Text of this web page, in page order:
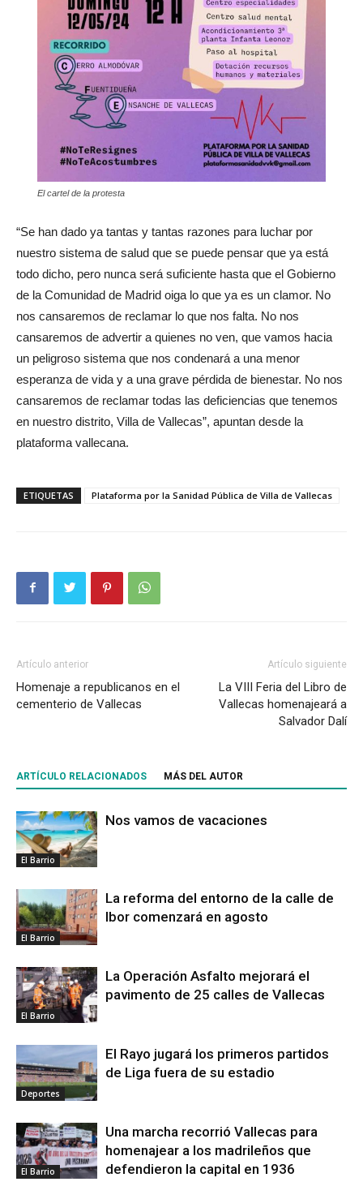
El cartel de la protesta
“Se han dado ya tantas y tantas razones para luchar por
nuestro sistema de salud que se puede pensar que ya está
todo dicho, pero nunca será suficiente hasta que el Gobierno
de la Comunidad de Madrid oiga lo que ya es un clamor. No
nos cansaremos de reclamar lo que nos falta. No nos
cansaremos de advertir a quienes no ven, que vamos hacia
un peligroso sistema que nos condenará a una menor
esperanza de vida y a una grave pérdida de bienestar. No nos
cansaremos de reclamar todas las deficiencias que tenemos
en nuestro distrito, Villa de Vallecas”, apuntan desde la
plataforma vallecana.
ETIQUETAS Plataforma por la Sanidad Pública de Villa de Vallecas
Artículo anterior
Homenaje a republicanos en el
cementerio de Vallecas
Artículo siguiente
La VIII Feria del Libro de
Vallecas homenajeará a
Salvador Dalí
ARTÍCULO RELACIONADOS MÁS DEL AUTOR
El Barrio
Nos vamos de vacaciones
El Barrio
La reforma del entorno de la calle de
Ibor comenzará en agosto
El Barrio
La Operación Asfalto mejorará el
pavimento de 25 calles de Vallecas
Deportes
El Rayo jugará los primeros partidos
de Liga fuera de su estadio
El Barrio
Una marcha recorrió Vallecas para
homenajear a los madrileños que
defendieron la capital en 1936